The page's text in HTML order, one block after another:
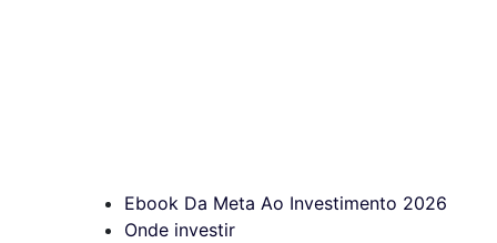
Ebook Da Meta Ao Investimento 2026
Onde investir